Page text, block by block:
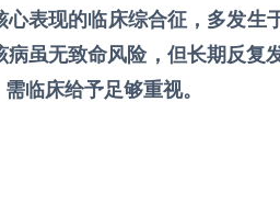
表现的临床综合征，多发生
虽无致命风险，但长期反复
临床给予足够重视。